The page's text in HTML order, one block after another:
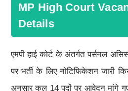
MP High Court
Details
एमपी हाई कोर्ट के अंतर्गत पर्सनल
पर भर्ती के लिए नोटिफिकेशन जारी
अनुसार कुल 14 पदों पर आवेदन मांगे